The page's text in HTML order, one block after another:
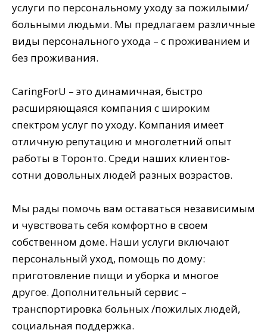
услуги по персональному уходу за пожилыми/
больными людьми. Мы предлагаем различные
виды персонального ухода – с проживанием и
без проживания.
CaringForU – это динамичная, быстро
расширяющаяся компания с широким
спектром услуг по уходу. Компания имеет
отличную репутацию и многолетний опыт
работы в Торонто. Среди наших клиентов-
сотни довольных людей разных возрастов.
Мы рады помочь вам оставаться независимым
и чувствовать себя комфортно в своем
собственном доме. Наши услуги включают
персональный уход, помощь по дому:
приготовление пищи и уборка и многое
другое. Дополнительный сервис –
транспортировка больных /пожилых людей,
социальная поддержка.